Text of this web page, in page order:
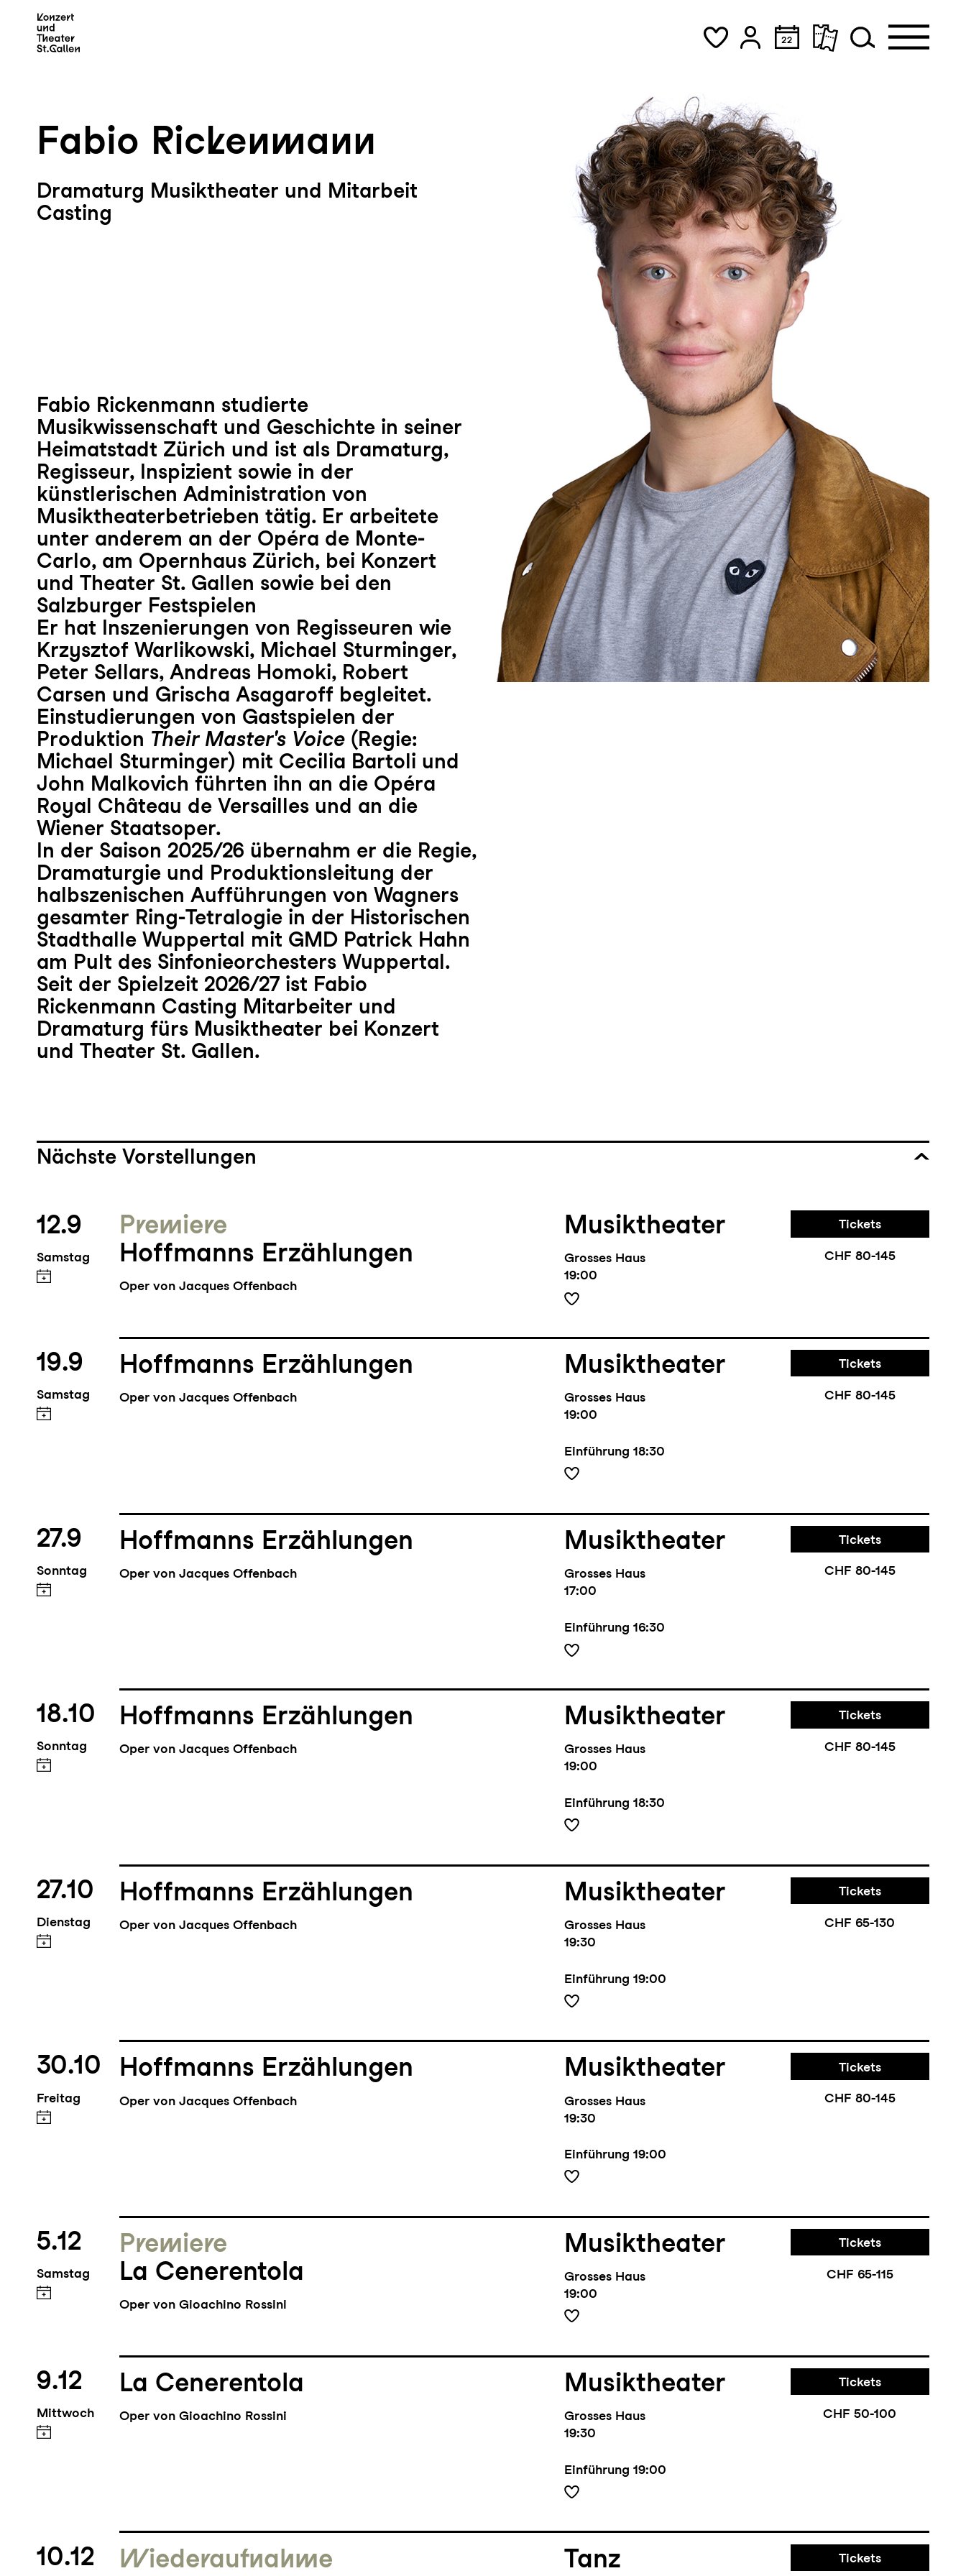
Fabio Rickenmann
Dramaturg Musiktheater und Mitarbeit
Casting
Fabio Rickenmann studierte
Musikwissenschaft und Geschichte in seiner
Heimatstadt Zürich und ist als Dramaturg,
Regisseur, Inspizient sowie in der
künstlerischen Administration von
Musiktheaterbetrieben tätig. Er arbeitete
unter anderem an der Opéra de Monte-
Carlo, am Opernhaus Zürich, bei Konzert
und Theater St. Gallen sowie bei den
Salzburger Festspielen
Er hat Inszenierungen von Regisseuren wie
Krzysztof Warlikowski, Michael Sturminger,
Peter Sellars, Andreas Homoki, Robert
Carsen und Grischa Asagaroff begleitet.
Einstudierungen von Gastspielen der
Produktion Their Master's Voice (Regie:
Michael Sturminger) mit Cecilia Bartoli und
John Malkovich führten ihn an die Opéra
Royal Château de Versailles und an die
Wiener Staatsoper.
In der Saison 2025/26 übernahm er die Regie,
Dramaturgie und Produktionsleitung der
halbszenischen Aufführungen von Wagners
gesamter Ring-Tetralogie in der Historischen
Stadthalle Wuppertal mit GMD Patrick Hahn
am Pult des Sinfonieorchesters Wuppertal.
Seit der Spielzeit 2026/27 ist Fabio
Rickenmann Casting Mitarbeiter und
Dramaturg fürs Musiktheater bei Konzert
und Theater St. Gallen.
Nächste Vorstellungen
12.9
Samstag
Premiere
Hoffmanns Erzählungen
Oper von Jacques Offenbach
Musiktheater
Grosses Haus
19:00
Tickets
CHF 80-145
19.9
Samstag
Hoffmanns Erzählungen
Oper von Jacques Offenbach
Musiktheater
Grosses Haus
19:00
Einführung 18:30
Tickets
CHF 80-145
27.9
Sonntag
Hoffmanns Erzählungen
Oper von Jacques Offenbach
Musiktheater
Grosses Haus
17:00
Einführung 16:30
Tickets
CHF 80-145
18.10
Sonntag
Hoffmanns Erzählungen
Oper von Jacques Offenbach
Musiktheater
Grosses Haus
19:00
Einführung 18:30
Tickets
CHF 80-145
27.10
Dienstag
Hoffmanns Erzählungen
Oper von Jacques Offenbach
Musiktheater
Grosses Haus
19:30
Einführung 19:00
Tickets
CHF 65-130
30.10
Freitag
Hoffmanns Erzählungen
Oper von Jacques Offenbach
Musiktheater
Grosses Haus
19:30
Einführung 19:00
Tickets
CHF 80-145
5.12
Samstag
Premiere
La Cenerentola
Oper von Gioachino Rossini
Musiktheater
Grosses Haus
19:00
Tickets
CHF 65-115
9.12
Mittwoch
La Cenerentola
Oper von Gioachino Rossini
Musiktheater
Grosses Haus
19:30
Einführung 19:00
Tickets
CHF 50-100
10.12
Wieder­aufnahme
Tanz Tickets